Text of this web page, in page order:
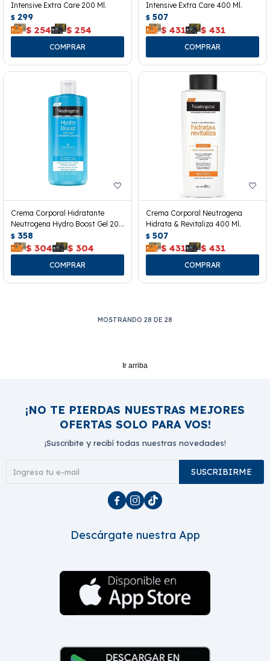
Intensive Extra Care 200 Ml.
$ 299
$ 254 $ 254
Intensive Extra Care 400 Ml.
$ 507
$ 431 $ 431
Crema Corporal Hidratante
Neutrogena Hydro Boost Gel 200
Ml.
$ 358
$ 304 $ 304
Crema Corporal Neutrogena
Hidrata & Revitaliza 400 Ml.
$ 507
$ 431 $ 431
MOSTRANDO 28 DE 28
Ir arriba
¡NO TE PIERDAS NUESTRAS MEJORES
OFERTAS SOLO PARA VOS!
¡Suscribite y recibí todas nuestras novedades!
SUSCRIBIRME
  
Descárgate nuestra App